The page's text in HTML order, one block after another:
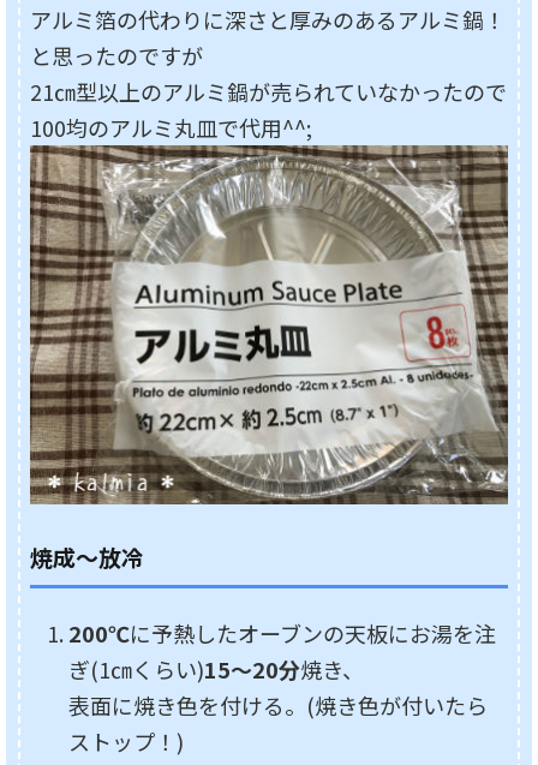
アルミ箔の代わりに深さと厚みのあるアルミ鍋！
と思ったのですが
21㎝型以上のアルミ鍋が売られていなかったので
100均のアルミ丸皿で代用^^;
焼成～放冷
200℃に予熱したオーブンの天板にお湯を注
ぎ(1㎝くらい)15～20分焼き、
表面に焼き色を付ける。(焼き色が付いたら
ストップ！)